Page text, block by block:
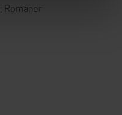
Romaner